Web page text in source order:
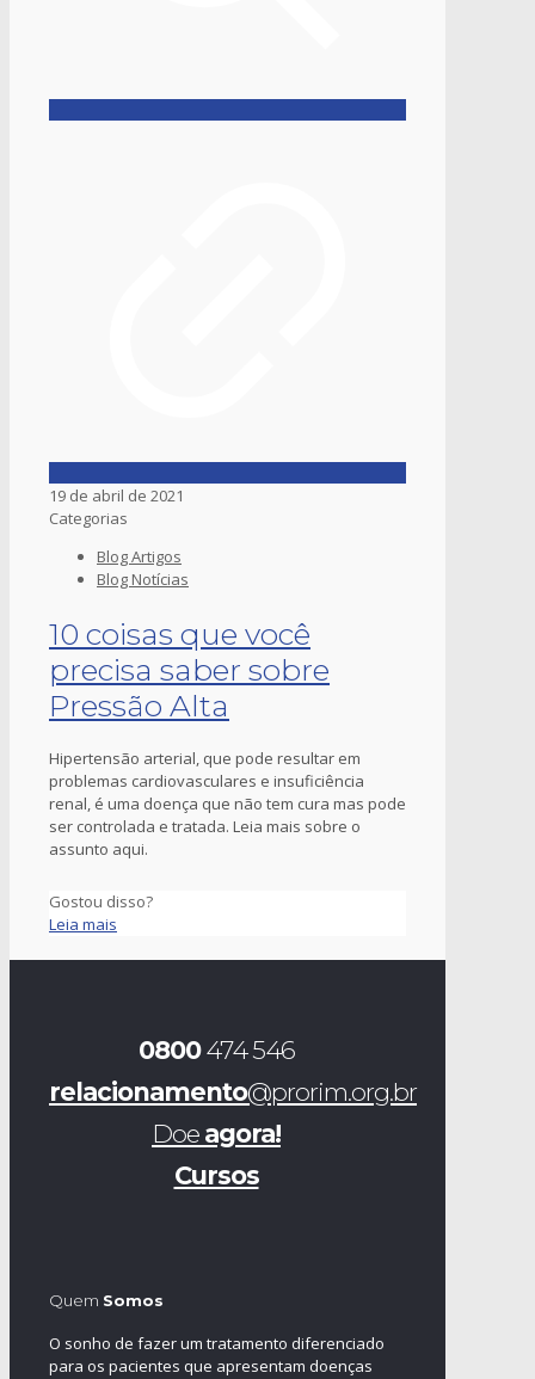
19 de abril de 2021
Categorias
Blog Artigos
Blog Notícias
10 coisas que você
precisa saber sobre
Pressão Alta
Hipertensão arterial, que pode resultar em
problemas cardiovasculares e insuficiência
renal, é uma doença que não tem cura mas pode
ser controlada e tratada. Leia mais sobre o
assunto aqui.
Gostou disso?
Leia mais
0800474 546
relacionamento@prorim.org.br
Doe agora!
Cursos
Quem Somos
O sonho de fazer um tratamento diferenciado
para os pacientes que apresentam doenças